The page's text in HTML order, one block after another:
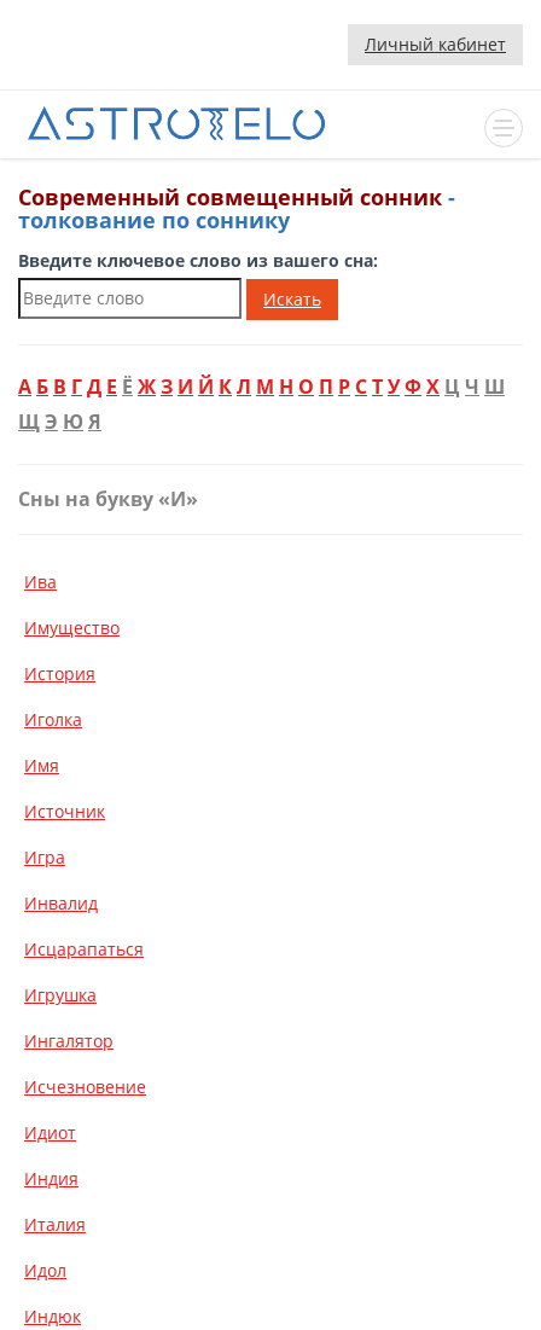
Личный кабинет
Современный cовмещенный сонник -
толкование по соннику
Введите ключевое слово из вашего сна:
Искать
А Б В ГД Е Ё ЖЗ И Й КЛ М Н О П Р СТУФ Х Ц Ч Ш
ЩЭ Ю Я
Сны на букву «И»
Ива
Имущество
История
Иголка
Имя
Источник
Игра
Инвалид
Исцарапаться
Игрушка
Ингалятор
Исчезновение
Идиот
Индия
Италия
Идол
Индюк